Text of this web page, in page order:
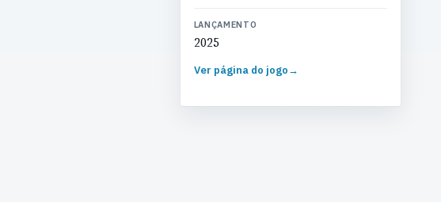
LANÇAMENTO
2025
Ver página do jogo→